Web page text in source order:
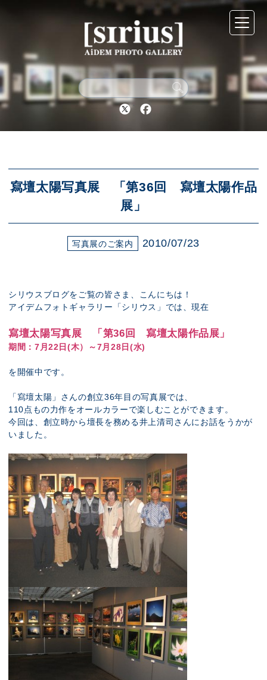
Twitter Facebook
寫壇太陽写真展 「第36回 寫壇太陽作品
展」
写真展のご案内 2010/07/23
シリウスブログをご覧の皆さま、こんにちは！
アイデムフォトギャラリー「シリウス」では、現在
寫壇太陽写真展 「第36回 寫壇太陽作品展」
期間：7月22日(木）～7月28日(水)
を開催中です。
「寫壇太陽 」さんの創立36年目の写真展では、
110点もの力作をオールカラーで楽しむことができます。
今回は、創立時から壇長を務める井上清司さんにお話をうかが
いました。
シリウスについて
展示スケジュール
アクセス
ブログ